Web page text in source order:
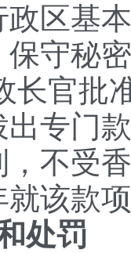
区基
保守秘
长官批
出专门
不受
该款
处罚